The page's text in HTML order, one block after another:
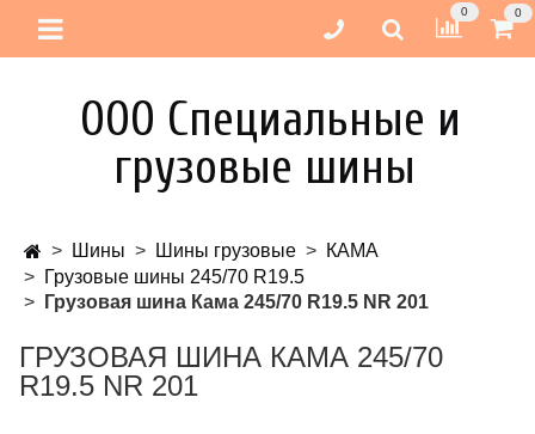
0 0
ООО Специальные и
грузовые шины
Шины Шины грузовые
КАМА
Грузовые шины 245/70 R19.5
Грузовая шина Кама 245/70 R19.5 NR 201
ГРУЗОВАЯ ШИНА КАМА 245/70
R19.5 NR 201